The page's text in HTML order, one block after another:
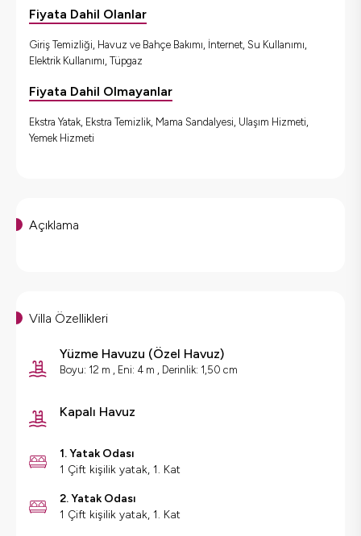
Fiyata Dahil Olanlar
Giriş Temizliği, Havuz ve Bahçe Bakımı, İnternet, Su Kullanımı,
Elektrik Kullanımı, Tüpgaz
Fiyata Dahil Olmayanlar
Ekstra Yatak, Ekstra Temizlik, Mama Sandalyesi, Ulaşım Hizmeti,
Yemek Hizmeti
Açıklama
Villa Özellikleri
Yüzme Havuzu (Özel Havuz)
Boyu: 12 m , Eni: 4 m , Derinlik: 1,50 cm
Kapalı Havuz
1. Yatak Odası
1 Çift kişilik yatak, 1. Kat
2. Yatak Odası
1 Çift kişilik yatak, 1. Kat